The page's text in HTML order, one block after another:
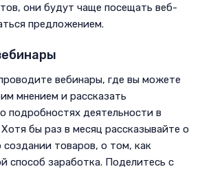
они будут чаще посещать веб-
предложением.
вебинары, где вы можете
мнением и рассказать
подробностях деятельности в
бы раз в месяц рассказывайте о
создании товаров, о том, как
способ заработка. Поделитесь с